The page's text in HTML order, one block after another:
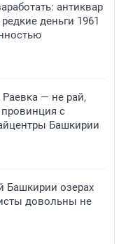
антиквар
деньги 1961
— не рай,
с
Башкирии
Башкирии озерах
довольны не